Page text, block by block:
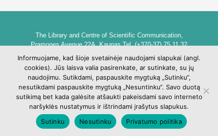
The Library and Centre of Scientific Communication,
Pramones Avenue 22A, Kaunas Tel. (+370-37) 75 11 32
biblioteka@go.kauko.lt
Head of the Library dr. Lina Šarlauskienė
Kauno kolegijos biblioteka ir mokslinės komunikacijos centras,
Pramonės pr. 22A, Kaunas Tel. +370 (37) 75 11 32
biblioteka@go.kauko.lt
Bibliotekos vadovė Lina Šarlauskienė
Informuojame, kad šioje svetainėje naudojami slapukai (angl.
cookies). Jūs laisva valia pasirenkate, ar sutinkate, su jų
naudojimu. Sutikdami, paspauskite mygtuką „Sutinku“,
nesutikdami paspauskite mygtuką „Nesuntinku“. Savo duotą
sutikimą bet kada galėsite atšaukti pakeisdami savo interneto
naršyklės nustatymus ir ištrindami įrašytus slapukus.
Sutinku
Nesutinku Privatumo politika